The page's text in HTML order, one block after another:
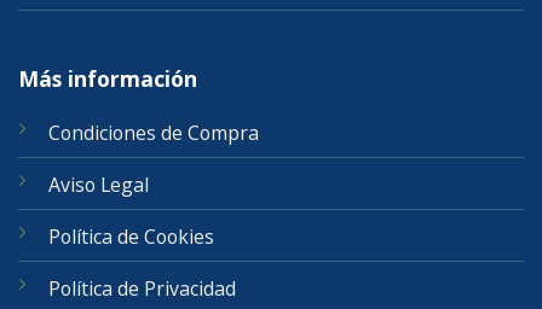
Más información
Condiciones de Compra
Aviso Legal
Política de Cookies
Política de Privacidad